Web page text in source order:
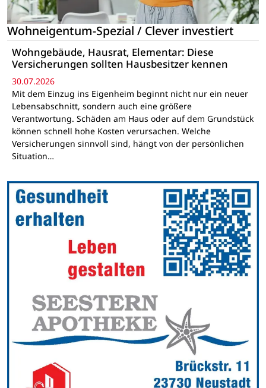
Wohneigentum-Spezial / Clever investiert
Wohngebäude, Hausrat, Elementar: Diese
Versicherungen sollten Hausbesitzer kennen
30.07.2026
Mit dem Einzug ins Eigenheim beginnt nicht nur ein neuer
Lebensabschnitt, sondern auch eine größere
Verantwortung. Schäden am Haus oder auf dem Grundstück
können schnell hohe Kosten verursachen. Welche
Versicherungen sinnvoll sind, hängt von der persönlichen
Situation…